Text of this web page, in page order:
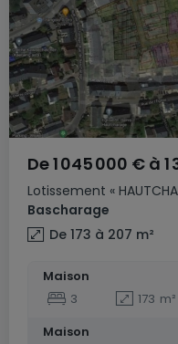
Lotissement «
Bascharage
De1 045 000 € à 1
De 173 à 207 m²
Maison
3
173 m²
Maison